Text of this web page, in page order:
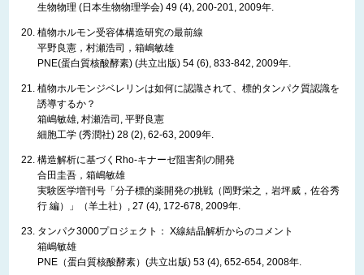
生物物理 (日本生物物理学会) 49 (4), 200-201, 2009年.
植物ホルモン受容体構造研究の最前線
平野良憲，村瀬浩司，箱嶋敏雄
PNE(蛋白質核酸酵素) (共立出版) 54 (6), 833-842, 2009年.
植物ホルモンジベレリンは如何に認識されて、標的タンパク質認識を
誘導するか？
箱嶋敏雄, 村瀬浩司, 平野良憲
細胞工学 (秀潤社) 28 (2), 62-63, 2009年.
構造解析に基づくRho-キナーゼ阻害剤の開発
合田圭吾，箱嶋敏雄
実験医学増刊号「分子標的薬開発の挑戦（岡野栄之，岩坪威，佐谷秀
行 編）」（羊土社）, 27 (4), 172-678, 2009年.
タンパク3000プロジェクト： X線結晶解析からのコメント
箱嶋敏雄
PNE（蛋白質核酸酵素）(共立出版) 53 (4), 652-654, 2008年.